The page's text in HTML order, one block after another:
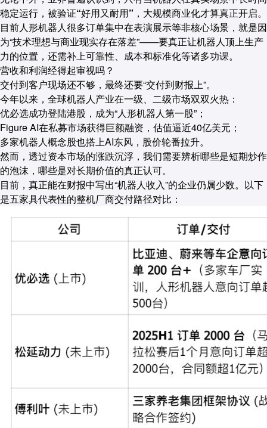
稳定运行，被验证“好用又耐用”，大规模商业化才算真正开启。
目前人形机器人很多订单集中在表演展示等非核心场景，就是因
为“技术理想与商业现实存在落差”——要真正让机器人顶上生产
力的位置，还需补上可靠性、成本和标准化等诸多功课。
营收和利润经得起审视吗？
交付到客户现场还不够，最终还要“交付到财报上”。
今年以来，全球机器人产业在一级、二级市场双双火热：
优必选成功登陆港股，成为“人形机器人第一股”；
Figure AI在私募市场获得巨额融资，估值逼近40亿美元；
多家机器人概念股也搭上AI东风，股价轮番拉升。
然而，透过资本市场的涨跌沉浮，我们需要辨析哪些是短期炒作
的泡沫，哪些是对长期价值的真正认可。
目前，真正能在财报中写出“机器人收入”的企业仍属少数。以下
是五家具代表性的整机厂商交付路径对比：